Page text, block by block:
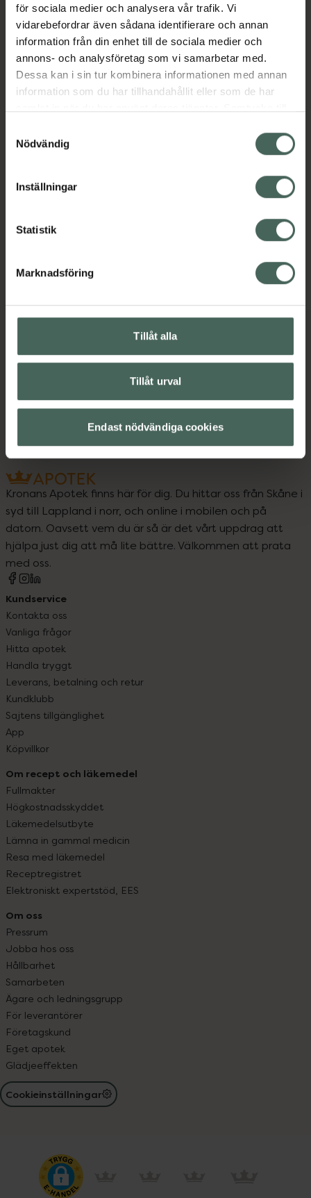
för sociala medier och analysera vår trafik. Vi
vidarebefordrar även sådana identifierare och annan
information från din enhet till de sociala medier och
annons- och analysföretag som vi samarbetar med.
Dessa kan i sin tur kombinera informationen med annan
information som du har tillhandahållit eller som de har
återkalla ditt samtycke via webbplatsens
cookieinställningar. Ett återkallat samtycke påverkar inte
lagligheten av behandling som skett innan återkallelsen.
Nödvändig
Inställningar
Statistik
Marknadsföring
Tillåt alla
Tillåt urval
Endast nödvändiga cookies
föremål. Den rostfria, nickelfria metallen gör
pincetten både hållbar och säker för huden.
Den kompakta designen gör den enkel att
förvara eller ha med i necessären.
EAN:07312489983938
Visa
Innehåll Visa
Instruktioner Visa
Rakning och hårborttagning
Kronans Apotek finns här för dig. Du hittar oss från Skåne i
syd till Lappland i norr, och online i mobilen och på
datorn. Oavsett vem du är så är det vårt uppdrag att
hjälpa just dig att må lite bättre. Välkommen att prata
med oss.
Kundservice
Kontakta oss
Vanliga frågor
Hitta apotek
Handla tryggt
Leverans, betalning och retur
Kundklubb
Sajtens tillgänglighet
App
Köpvillkor
Om recept och läkemedel
Fullmakter
Högkostnadsskyddet
Läkemedelsutbyte
Lämna in gammal medicin
Resa med läkemedel
Receptregistret
Elektroniskt expertstöd, EES
Om oss
Pressrum
Jobba hos oss
Hållbarhet
Samarbeten
Ägare och ledningsgrupp
För leverantörer
Företagskund
Eget apotek
Glädjeeffekten
Cookieinställningar